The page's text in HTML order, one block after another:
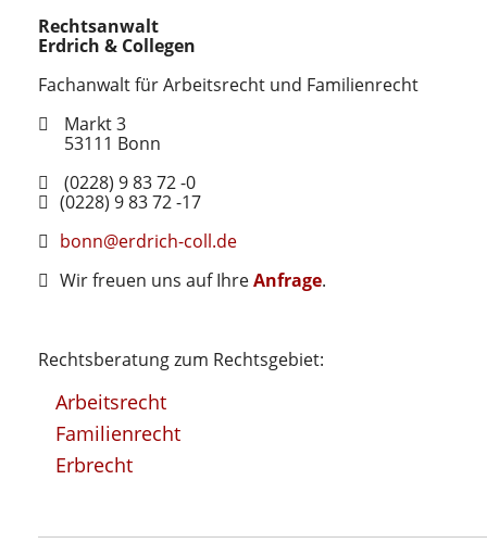
Rechtsanwalt
Erdrich & Collegen
Fachanwalt für Arbeitsrecht und Familienrecht
Markt 3
53111 Bonn
(0228) 9 83 72 -0
(0228) 9 83 72 -17
bonn@erdrich-coll.de
Wir freuen uns auf IhreAnfrage.
Rechtsberatung zum Rechtsgebiet:
Arbeitsrecht
Familienrecht
Erbrecht